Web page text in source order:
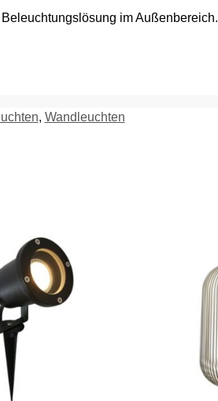
im Außenbereich.
, Wandleuchten